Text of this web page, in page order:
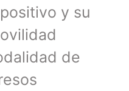
y su
de